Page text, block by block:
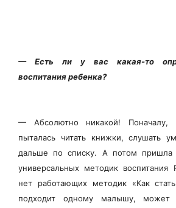
— Есть ли у вас какая-то
воспитания ребенка?
— Абсолютно никакой!
пыталась читать книжки, слушать
дальше по списку. А потом пришла
универсальных методик
нет работающих методик «Как
подходит одному малышу, может